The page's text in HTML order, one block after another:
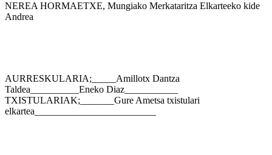
NEREA HORMAETXE, Mungiako Merkataritza Elkarteeko kide
Andrea
AURRESKULARIA;_____Amillotx Dantza
Taldea__________Eneko Diaz___________
TXISTULARIAK;_______Gure Ametsa txistulari
elkartea_________________________